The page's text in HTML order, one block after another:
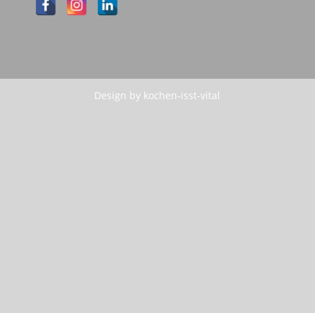
Design by kochen-isst-vital